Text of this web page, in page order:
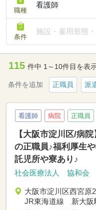
職種
看護師
条件
施設・雇用形態
115 件中 1～10件目を表
条件を追加 正職員 派
看護師 病院 正職員
【大阪市淀川区/病
の正職員♪福利厚生
託児所や寮あり♪
社会医療法人 協和会
大阪市淀川区西宮原
JR東海道線 新大